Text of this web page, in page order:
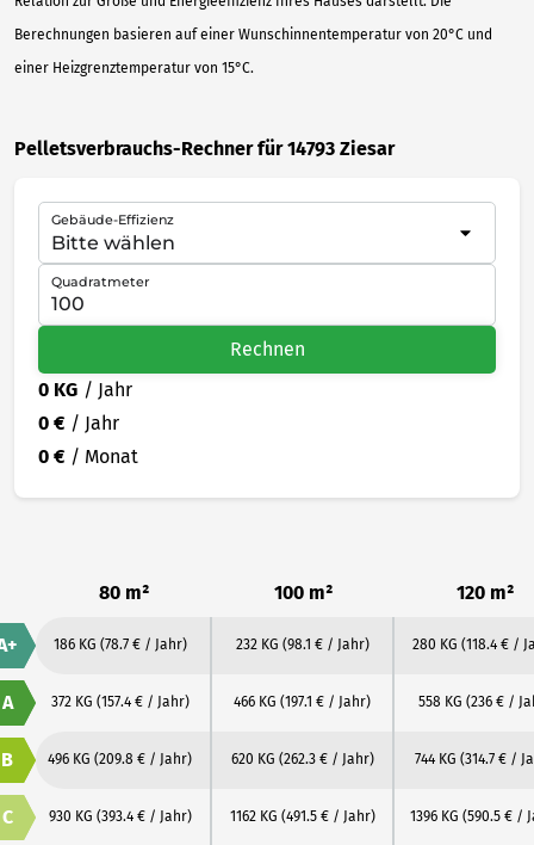
Berechnungen basieren auf einer Wunschinnentemperatur von 20°C und
einer Heizgrenztemperatur von 15°C.
Pelletsverbrauchs-Rechner für 14793 Ziesar
Gebäude-Effizienz
Quadratmeter
Rechnen
0 KG / Jahr
0 € / Jahr
0 € / Monat
80 m² 100 m² 120 m²
186 KG (78.7 € / Jahr) 232 KG (98.1 € / Jahr) 280 KG (118.4 € /
A 372 KG (157.4 € / Jahr) 466 KG (197.1 € / Jahr) 558 KG (236 € /
B 496 KG (209.8 € / Jahr) 620 KG (262.3 € / Jahr) 744 KG (314.7 € /
C 930 KG (393.4 € / Jahr) 1162 KG (491.5 € / Jahr) 1396 KG (590.5 € /